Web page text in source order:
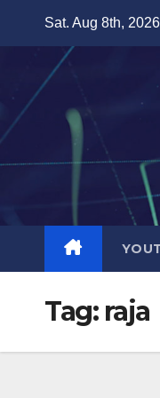
Sat. Aug 8th, 2026
Tag: raja